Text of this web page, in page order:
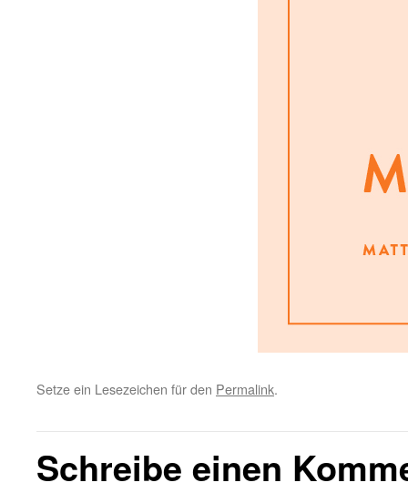
Setze ein Lesezeichen für den Permalink.
Schreibe einen